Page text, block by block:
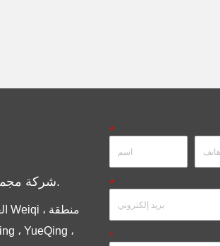
شركة مجموعة أنديلي المحدودة.
*
*
*